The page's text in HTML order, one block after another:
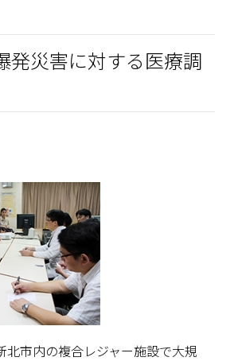
発災害に対する医療調
北市内の複合レジャー施設で大規